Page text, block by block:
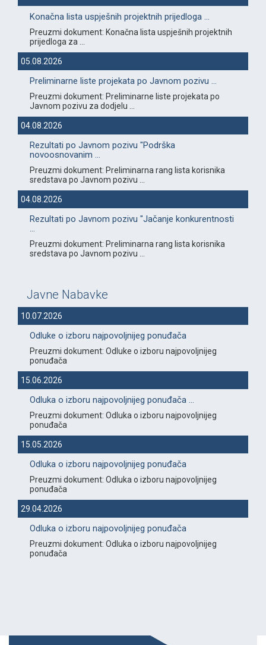
Konačna lista uspješnih projektnih prijedloga ...
Preuzmi dokument: Konačna lista uspješnih projektnih
prijedloga za ...
05.08.2026
Preliminarne liste projekata po Javnom pozivu ...
Preuzmi dokument: Preliminarne liste projekata po
Javnom pozivu za dodjelu ...
04.08.2026
Rezultati po Javnom pozivu "Podrška
novoosnovanim ...
Preuzmi dokument: Preliminarna rang lista korisnika
sredstava po Javnom pozivu ...
04.08.2026
Rezultati po Javnom pozivu "Jačanje konkurentnosti
...
Preuzmi dokument: Preliminarna rang lista korisnika
sredstava po Javnom pozivu ...
Javne Nabavke
10.07.2026
Odluke o izboru najpovoljnijeg ponuđača
Preuzmi dokument: Odluke o izboru najpovoljnijeg
ponuđača
15.06.2026
Odluka o izboru najpovoljnijeg ponuđača ...
Preuzmi dokument: Odluka o izboru najpovoljnijeg
ponuđača
15.05.2026
Odluka o izboru najpovoljnijeg ponuđača
Preuzmi dokument: Odluka o izboru najpovoljnijeg
ponuđača
29.04.2026
Odluka o izboru najpovoljnijeg ponuđača
Preuzmi dokument: Odluka o izboru najpovoljnijeg
ponuđača